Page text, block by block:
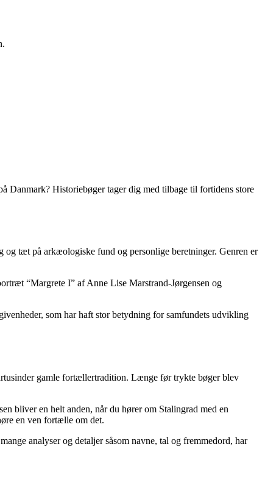
Danmark? Historiebøger tager dig med tilbage til fortidens store
og tæt på arkæologiske fund og personlige beretninger. Genren er
“Margrete I” af Anne Lise Marstrand-Jørgensen og
som har haft stor betydning for samfundets udvikling
gamle fortællertradition. Længe før trykte bøger blev
bliver en helt anden, når du hører om Stalingrad med en
en ven fortælle om det.
analyser og detaljer såsom navne, tal og fremmedord, har